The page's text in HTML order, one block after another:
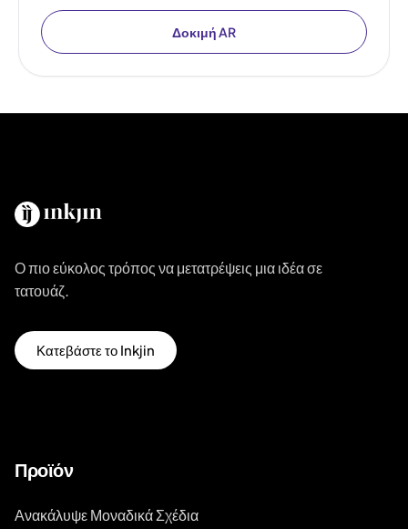
Δοκιμή AR
Ο πιο εύκολος τρόπος να μετατρέψεις μια ιδέα σε
τατουάζ.
Κατεβάστε το Inkjin
Προϊόν
Ανακάλυψε Μοναδικά Σχέδια